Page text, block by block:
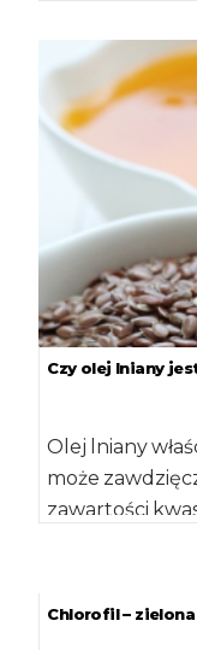
Czy olej lniany
Olej lniany
może
zawartości
Chlorofil –